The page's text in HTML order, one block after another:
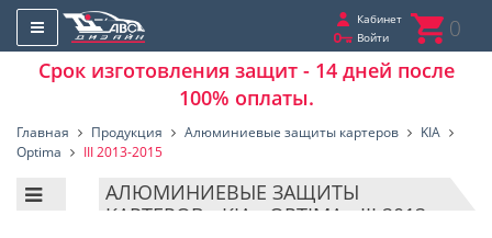
Кабинет
Войти
0
Срок изготовления защит - 14 дней после
100% оплаты.
Главная Продукция Алюминиевые защиты картеров
KIA
Optima
III 2013-2015
АЛЮМИНИЕВЫЕ ЗАЩИТЫ
КАРТЕРОВ - KIA - OPTIMA - III 2013-